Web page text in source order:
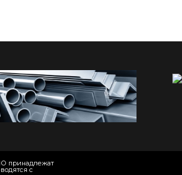
принадлежат
с